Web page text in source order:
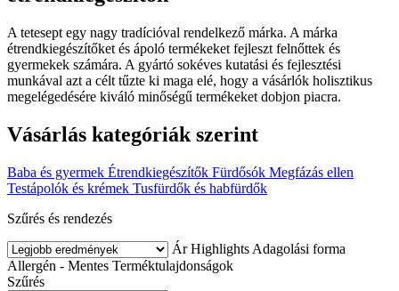
A tetesept egy nagy tradícióval rendelkező márka. A márka
étrendkiegészítőket és ápoló termékeket fejleszt felnőttek és
gyermekek számára. A gyártó sokéves kutatási és fejlesztési
munkával azt a célt tűzte ki maga elé, hogy a vásárlók holisztikus
megelégedésére kiváló minőségű termékeket dobjon piacra.
Vásárlás kategóriák szerint
Baba és gyermek Étrendkiegészítők Fürdősók Megfázás ellen
Testápolók és krémek Tusfürdők és habfürdők
Szűrés és rendezés
Ár Highlights Adagolási forma
Allergén - Mentes Terméktulajdonságok
Szűrés